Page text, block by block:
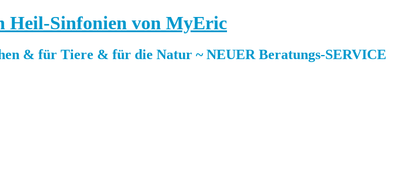
Heil-Sinfonien von MyEric
& für Tiere & für die Natur ~ NEUER Beratungs-SERVICE